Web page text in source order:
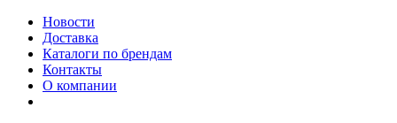
Новости
Доставка
Каталоги по брендам
Контакты
О компании